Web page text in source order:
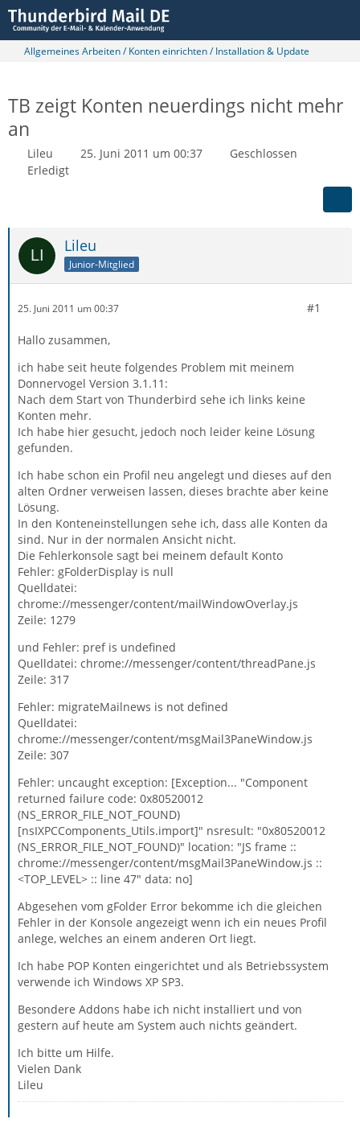
Allgemeines Arbeiten / Konten einrichten / Installation & Update
TB zeigt Konten neuerdings nicht mehr
an
Lileu 25. Juni 2011 um 00:37
Geschlossen
Erledigt
Lileu
Junior-Mitglied
25. Juni 2011 um 00:37 #1
Hallo zusammen,
ich habe seit heute folgendes Problem mit meinem
Donnervogel Version 3.1.11:
Nach dem Start von Thunderbird sehe ich links keine
Konten mehr.
Ich habe hier gesucht, jedoch noch leider keine Lösung
gefunden.
Ich habe schon ein Profil neu angelegt und dieses auf den
alten Ordner verweisen lassen, dieses brachte aber keine
Lösung.
In den Konteneinstellungen sehe ich, dass alle Konten da
sind. Nur in der normalen Ansicht nicht.
Die Fehlerkonsole sagt bei meinem default Konto
Fehler: gFolderDisplay is null
Quelldatei:
chrome://messenger/content/mailWindowOverlay.js
Zeile: 1279
und Fehler: pref is undefined
Quelldatei: chrome://messenger/content/threadPane.js
Zeile: 317
Fehler: migrateMailnews is not defined
Quelldatei:
chrome://messenger/content/msgMail3PaneWindow.js
Zeile: 307
Fehler: uncaught exception: [Exception... "Component
returned failure code: 0x80520012
(NS_ERROR_FILE_NOT_FOUND)
[nsIXPCComponents_Utils.import]" nsresult: "0x80520012
(NS_ERROR_FILE_NOT_FOUND)" location: "JS frame ::
chrome://messenger/content/msgMail3PaneWindow.js ::
<TOP_LEVEL> :: line 47" data: no]
Abgesehen vom gFolder Error bekomme ich die gleichen
Fehler in der Konsole angezeigt wenn ich ein neues Profil
anlege, welches an einem anderen Ort liegt.
Ich habe POP Konten eingerichtet und als Betriebssystem
verwende ich Windows XP SP3.
Besondere Addons habe ich nicht installiert und von
gestern auf heute am System auch nichts geändert.
Ich bitte um Hilfe.
Vielen Dank
Lileu